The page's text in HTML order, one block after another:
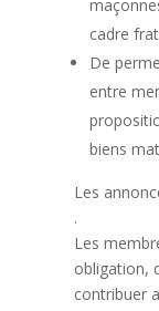
cadre
De
entre
biens
Les
.
Les
obligation,
contribuer